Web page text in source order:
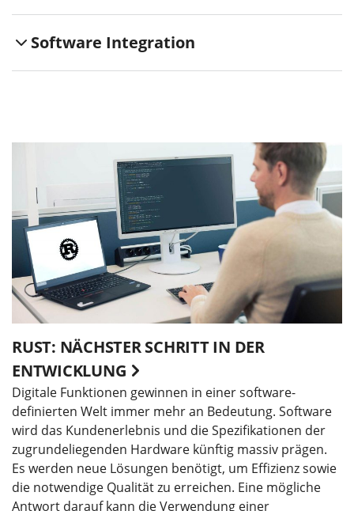
Software Integration
RUST: NÄCHSTER SCHRITT IN DER
ENTWICKLUNG
Digitale Funktionen gewinnen in einer software-
definierten Welt immer mehr an Bedeutung. Software
wird das Kundenerlebnis und die Spezifikationen der
zugrundeliegenden Hardware künftig massiv prägen.
Es werden neue Lösungen benötigt, um Effizienz sowie
die notwendige Qualität zu erreichen. Eine mögliche
Antwort darauf kann die Verwendung einer